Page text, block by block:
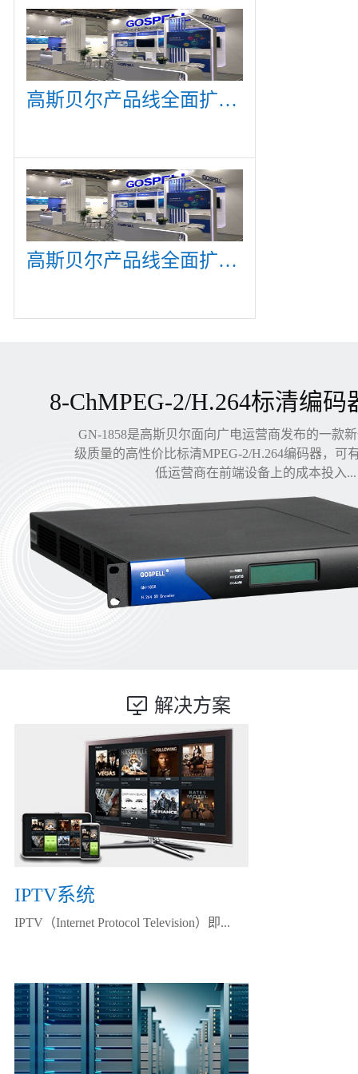
高斯贝尔产品线全面扩展，众多新产品亮相CommunicAsia 2019
高斯贝尔产品线全面扩展，众多新产品亮相CommunicAsia 2019
8-ChMPEG-2/H.264标清编码
GN-1858是高斯贝尔面向广电运营商发布的一款
级质量的高性价比标清MPEG-2/H.264编码器，可
低运营商在前端设备上的成本投入...
解决方案
IPTV系统
IPTV（Internet Protocol Television）即...